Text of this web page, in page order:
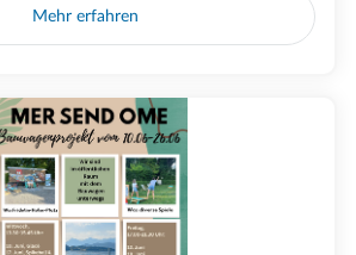
Mehr erfahren